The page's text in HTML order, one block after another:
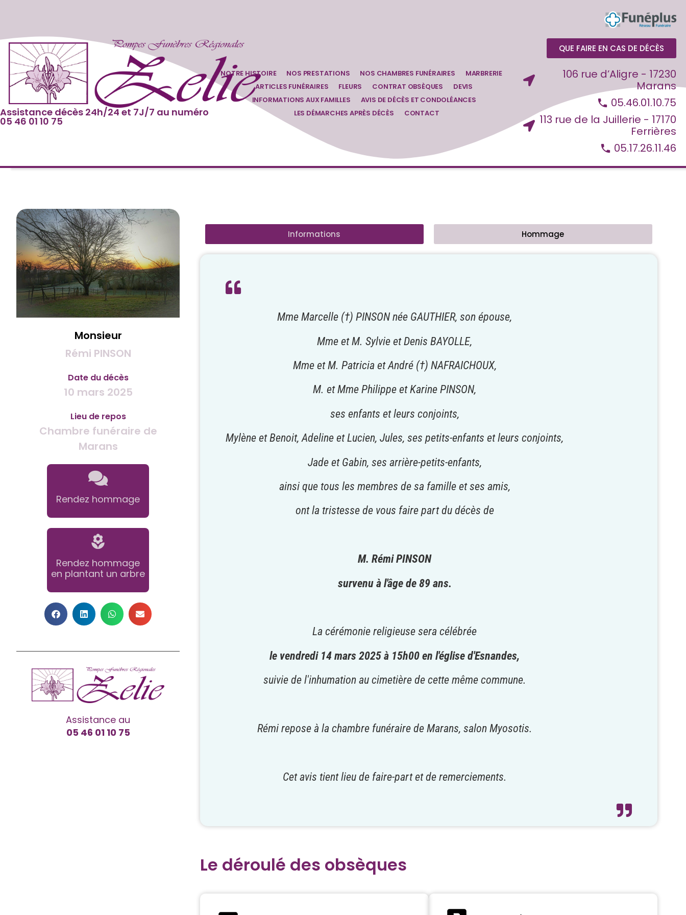
Assistance décès 24h/24 et 7J/7 au numéro
05 46 01 10 75
NOTRE HISTOIRE NOS PRESTATIONS NOS CHAMBRES FUNÉRAIRES
MARBRERIE
ARTICLES FUNÉRAIRES
FLEURS CONTRAT OBSÈQUES
DEVIS
INFORMATIONS AUX FAMILLES
AVIS DE DÉCÈS ET CONDOLÉANCES
LES DÉMARCHES APRÈS DÉCÈS
CONTACT
QUE FAIRE EN CAS DE DÉCÈS
106 rue d’Aligre - 17230
Marans
05.46.01.10.75
113 rue de la Juillerie - 17170
Ferrières
05.17.26.11.46
Monsieur
Rémi PINSON
Date du décès
10 mars 2025
Lieu de repos
Chambre funéraire de
Marans
Rendez hommage
Rendez hommage
en plantant un arbre
Assistance au
05 46 01 10 75
Informations Hommage
Mme Marcelle (†) PINSON née GAUTHIER, son épouse,
Mme et M. Sylvie et Denis BAYOLLE,
Mme et M. Patricia et André (†) NAFRAICHOUX,
M. et Mme Philippe et Karine PINSON,
ses enfants et leurs conjoints,
Mylène et Benoit, Adeline et Lucien, Jules, ses petits-enfants et leurs conjoints,
Jade et Gabin, ses arrière-petits-enfants,
ainsi que tous les membres de sa famille et ses amis,
ont la tristesse de vous faire part du décès de
M. Rémi PINSON
survenu à l'âge de 89 ans.
La cérémonie religieuse sera célébrée
le vendredi 14 mars 2025 à 15h00 en l'église d'Esnandes,
suivie de l'inhumation au cimetière de cette même commune.
Rémi repose à la chambre funéraire de Marans, salon Myosotis.
Cet avis tient lieu de faire-part et de remerciements.
Le déroulé des obsèques